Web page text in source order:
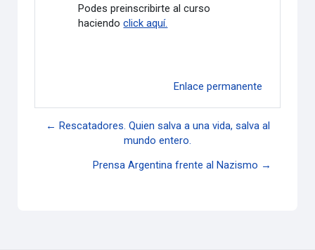
Podes preinscribirte al curso
haciendoclick aquí.
Enlace permanente
← Rescatadores. Quien salva a una vida, salva al
mundo entero.
Prensa Argentina frente al Nazismo →